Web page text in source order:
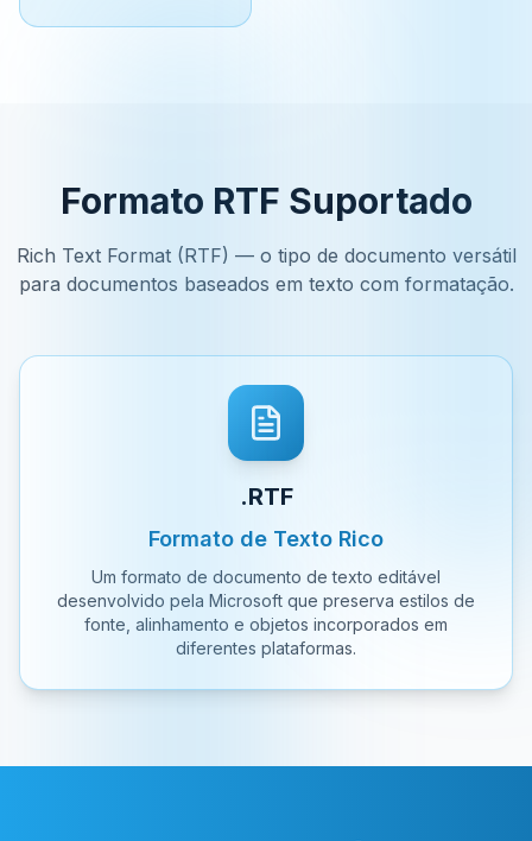
Formato RTF Suportado
Rich Text Format (RTF) — o tipo de documento versátil
para documentos baseados em texto com formatação.
.RTF
Formato de Texto Rico
Um formato de documento de texto editável
desenvolvido pela Microsoft que preserva estilos de
fonte, alinhamento e objetos incorporados em
diferentes plataformas.